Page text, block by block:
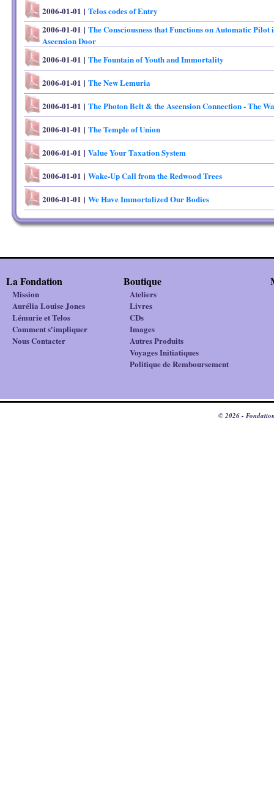
2006-01-01 | Telos codes of Entry
2006-01-01 | The Consciousness that Functions on Automatic Pilot
Ascension Door
2006-01-01 | The Fountain of Youth and Immortality
2006-01-01 | The New Lemuria
2006-01-01 | The Photon Belt & the Ascension Connection - The
2006-01-01 | The Temple of Union
2006-01-01 | Value Your Taxation System
2006-01-01 | Wake-Up Call from the Redwood Trees
2006-01-01 | We Have Immortalized Our Bodies
La Fondation
Mission
Aurélia Louise Jones
Lémurie et Telos
Comment s'impliquer
Nous Contacter
Boutique
Ateliers
Livres
CDs
Images
Autres Produits
Voyages Initiatiques
Politique de Remboursement
© 2026 -